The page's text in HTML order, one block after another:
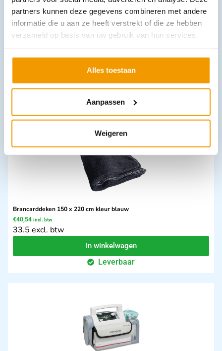
partners kunnen deze gegevens combineren met andere
informatie die u aan ze heeft verstrekt of die ze hebben
verzameld op basis van uw gebruik van hun services.
Alles toestaan
Aanpassen
Weigeren
Kinderelekroden Mindray AED model MR63 C serie, D1, D3, D6
In winkelwagen
Leverbaar
Brancarddeken 150 x 220 cm kleur blauw
€40,54 incl. btw
33.5 excl. btw
In winkelwagen
Leverbaar